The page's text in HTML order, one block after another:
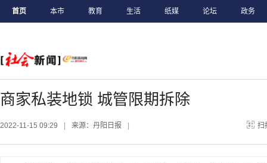
首页 本市 教育 生活 纸媒 论坛 政务
商家私装地锁 城管限期拆除
2022-11-15 09:29 来源：丹阳日报 扫